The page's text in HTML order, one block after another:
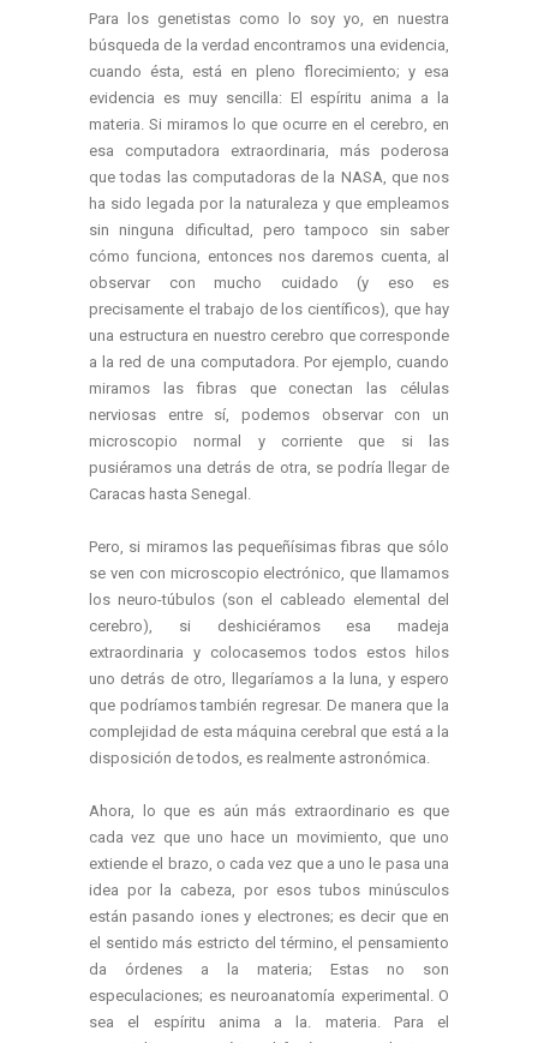
Para los genetistas como lo soy yo, en nuestra
búsqueda de la verdad encontramos una evidencia,
cuando ésta, está en pleno florecimiento; y esa
evidencia es muy sencilla: El espíritu anima a la
materia. Si miramos lo que ocurre en el cerebro, en
esa computadora extraordinaria, más poderosa
que todas las computadoras de la NASA, que nos
ha sido legada por la naturaleza y que empleamos
sin ninguna dificultad, pero tampoco sin saber
cómo funciona, entonces nos daremos cuenta, al
observar con mucho cuidado (y eso es
precisamente el trabajo de los científicos), que hay
una estructura en nuestro cerebro que corresponde
a la red de una computadora. Por ejemplo, cuando
miramos las fibras que conectan las células
nerviosas entre sí, podemos observar con un
microscopio normal y corriente que si las
pusiéramos una detrás de otra, se podría llegar de
Caracas hasta Senegal.
Pero, si miramos las pequeñísimas fibras que sólo
se ven con microscopio electrónico, que llamamos
los neuro-túbulos (son el cableado elemental del
cerebro), si deshiciéramos esa madeja
extraordinaria y colocasemos todos estos hilos
uno detrás de otro, llegaríamos a la luna, y espero
que podríamos también regresar. De manera que la
complejidad de esta máquina cerebral que está a la
disposición de todos, es realmente astronómica.
Ahora, lo que es aún más extraordinario es que
cada vez que uno hace un movimiento, que uno
extiende el brazo, o cada vez que a uno le pasa una
idea por la cabeza, por esos tubos minúsculos
están pasando iones y electrones; es decir que en
el sentido más estricto del término, el pensamiento
da órdenes a la materia; Estas no son
especulaciones; es neuroanatomía experimental. O
sea el espíritu anima a la. materia. Para el